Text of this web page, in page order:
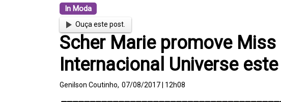
In Moda
Ouça este post.
Scher Marie promove
Internacional Universe
Genilson Coutinho, 07/08/2017 | 12h08